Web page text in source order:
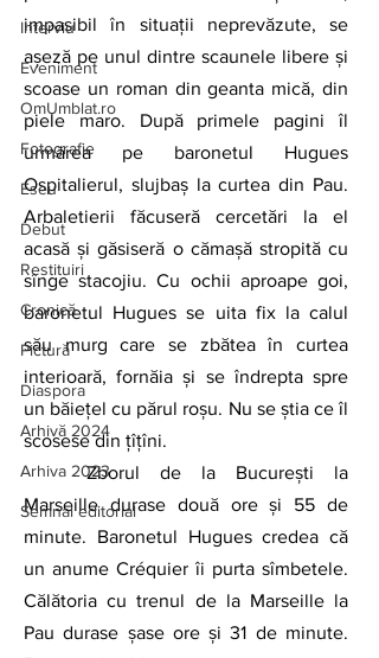
Interviu
Eveniment
OmUmblat.ro
Fotografie
Eseu
Debut
Restituiri
Cronică
Pictură
Diaspora
Arhivă 2024
Arhiva 2023
Semnal editorial
impasibil în situații neprevăzute, se
așeză pe unul dintre scaunele libere și
scoase un roman din geanta mică, din
piele maro. După primele pagini îl
urmărea pe baronetul Hugues
Ospitalierul, slujbaș la curtea din Pau.
Arbaletierii făcuseră cercetări la el
acasă și găsiseră o cămașă stropită cu
sînge stacojiu. Cu ochii aproape goi,
baronetul Hugues se uita fix la calul
său murg care se zbătea în curtea
interioară, fornăia și se îndrepta spre
un băiețel cu părul roșu. Nu se știa ce îl
scosese din țîțîni.
Zborul de la București la
Marseille durase două ore și 55 de
minute. Baronetul Hugues credea că
un anume Créquier îi purta sîmbetele.
Călătoria cu trenul de la Marseille la
Pau durase șase ore și 31 de minute.